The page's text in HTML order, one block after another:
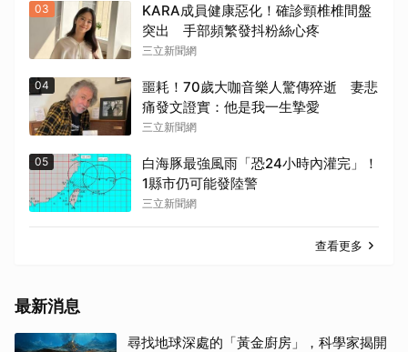
03
KARA成員健康惡化！確診頸椎椎間盤
突出 手部頻繁發抖粉絲心疼
三立新聞網
04
噩耗！70歲大咖音樂人驚傳猝逝 妻悲
痛發文證實：他是我一生摯愛
三立新聞網
05
白海豚最強風雨「恐24小時內灌完」！
1縣市仍可能發陸警
三立新聞網
查看更多
最新消息
尋找地球深處的「黃金廚房」，科學家揭開